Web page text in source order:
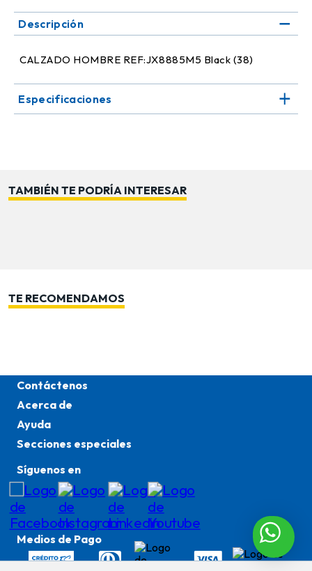
Descripción
CALZADO HOMBRE REF:JX8885M5 Black (38)
Especificaciones
TAMBIÉN TE PODRÍA INTERESAR
TE RECOMENDAMOS
Contáctenos
Acerca de
Ayuda
Secciones especiales
Síguenos en
Medios de Pago